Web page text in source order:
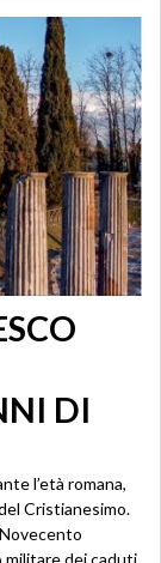
DI
l’età romana,
Cristianesimo.